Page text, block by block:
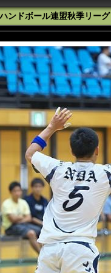
ハンドボール連盟秋季リ